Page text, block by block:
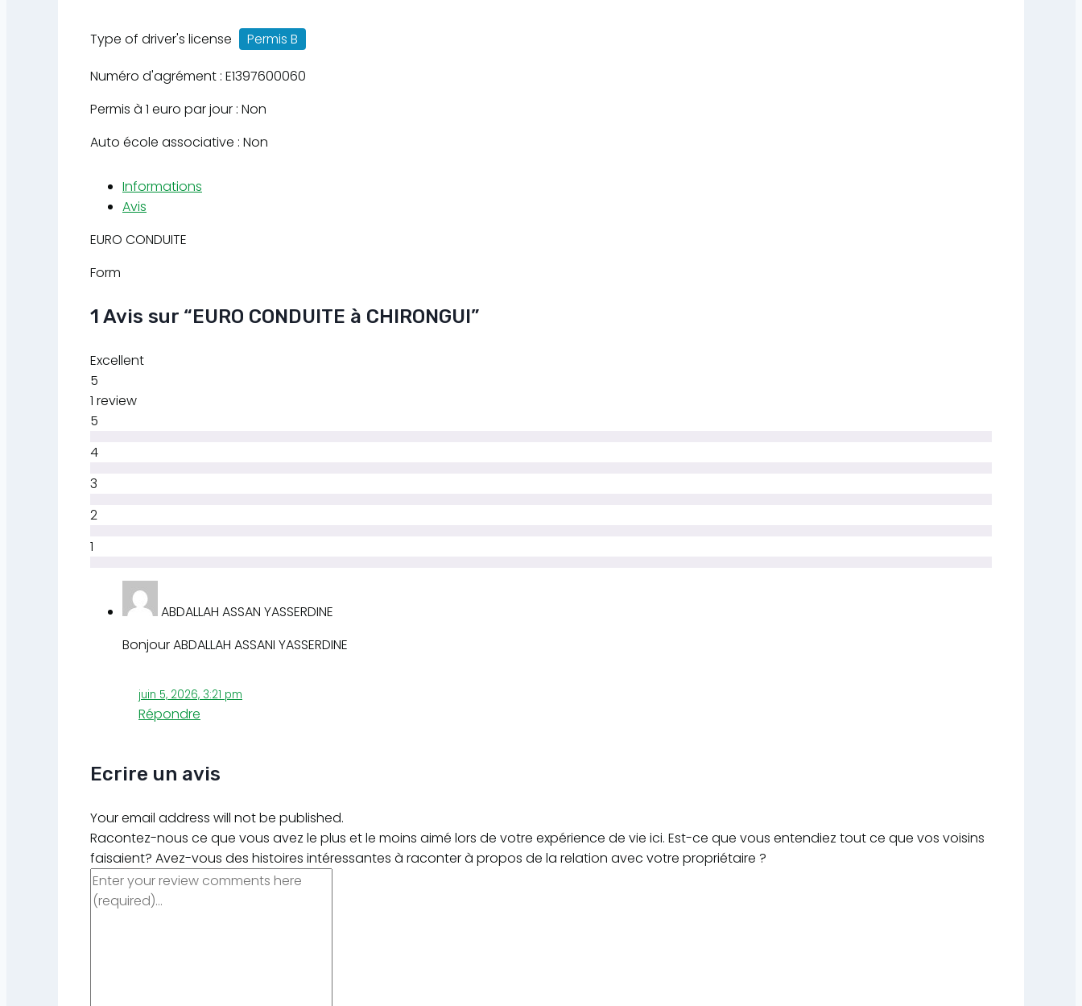
Type of driver's license
Permis B
Numéro d'agrément : E1397600060
Permis à 1 euro par jour : Non
Auto école associative : Non
Informations
Avis
EURO CONDUITE
Form
1 Avis sur “EURO CONDUITE à CHIRONGUI”
Excellent
5
1 review
5
4
3
2
1
ABDALLAH ASSAN YASSERDINE
Bonjour ABDALLAH ASSANI YASSERDINE
juin 5, 2026, 3:21 pm
Répondre
Ecrire un avis
Your email address will not be published.
Racontez-nous ce que vous avez le plus et le moins aimé lors de votre expérience de vie ici. Est-ce que vous entendiez tout ce que vos voisins
faisaient? Avez-vous des histoires intéressantes à raconter à propos de la relation avec votre propriétaire ?